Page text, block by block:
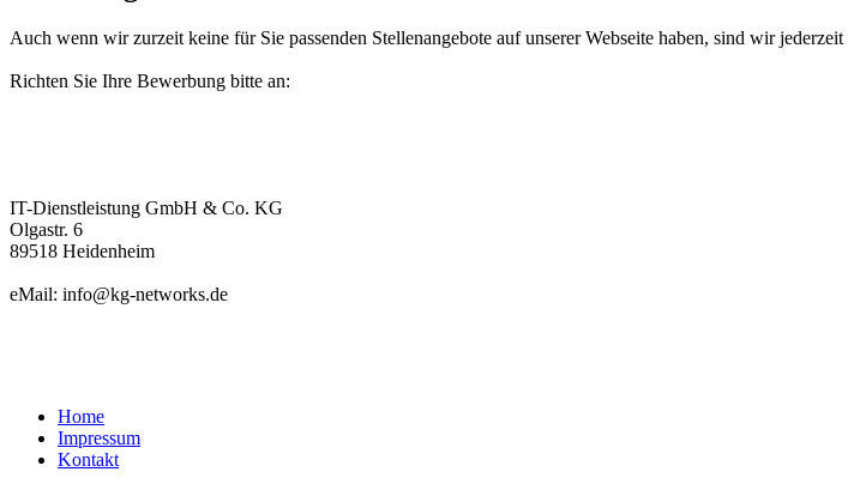
Auch wenn wir zurzeit keine für Sie passenden Stellenangebote auf unserer Webseite haben, sind wir
Richten Sie Ihre Bewerbung bitte an:
IT-Dienstleistung GmbH & Co. KG
Olgastr. 6
89518 Heidenheim
eMail: info@kg-networks.de
Home
Impressum
Kontakt